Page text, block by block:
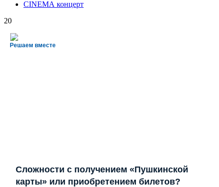
СINЕМА концерт
20
Решаем вместе
Сложности с получением «Пушкинской
карты» или приобретением билетов?